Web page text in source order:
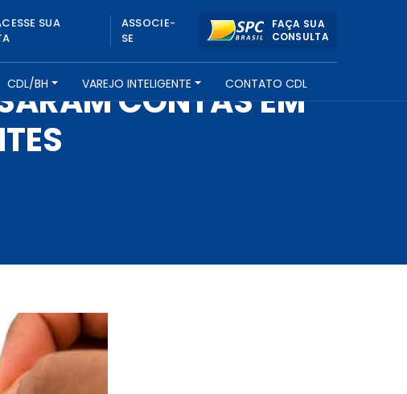
SUA
ASSOCIE-
SE
FAÇA SUA
CONSULTA
CDL/BH VAREJO INTELIGENTE CONTATO CDL
CONTAS EM